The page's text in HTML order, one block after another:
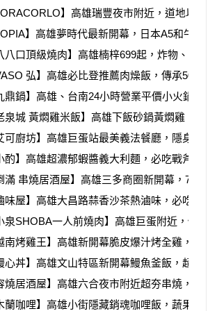
】高雄瑞豐夜市附近，道地以色
】高雄夢時代最新開幕，日本A5和牛、
八口頂級燒肉】高雄楠梓699起，炸物、甜點
弘】高雄必比登推薦肉燥飯，傳承50年
鼎鍋】高雄、台南24小時營業平價小火鍋，
泉城 黃燜雞米飯】高雄下飯砂鍋黃燜雞，冰
可廚坊】高雄巨蛋站最美義法餐廳，隱身帕
酌】高雄超濃郁蝦醬義大利麵，必吃戰斧豬
滿 串燒居酒屋】高雄三多商圈新開幕，7月
味屋】高雄大昌路蒜香沙茶熱滷味，必吃爆
泉SHOBA一人前燒肉】高雄巨蛋附近，個人
南烤雞王】高雄新開幕脆皮爆汁烤全雞，獨
心丼】高雄文山特區新開幕鰻魚釜飯，超多
燒居酒屋】高雄六合夜市附近超夯串燒，超
蘭咖哩】高雄小街隱藏銷魂咖哩飯，蔬果熬